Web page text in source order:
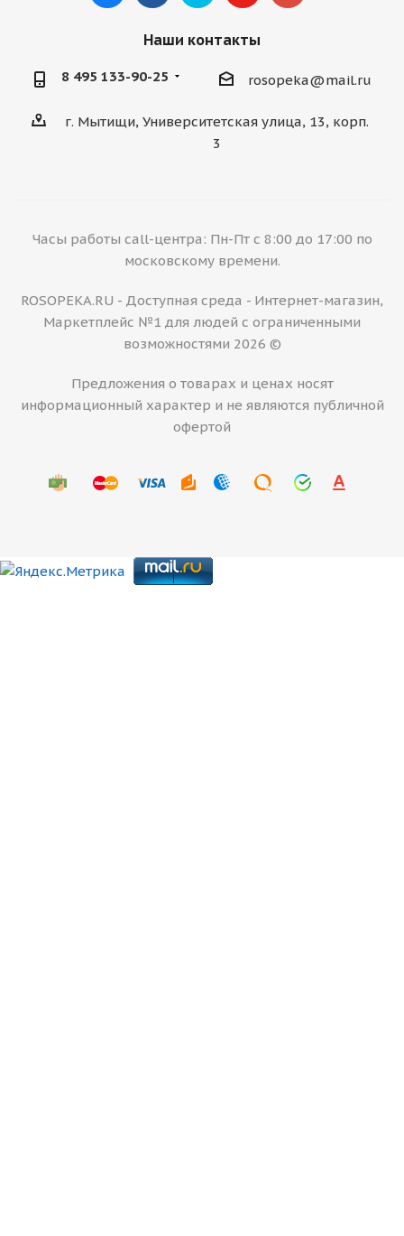
Наши контакты
8 495 133-90-25 rosopeka@mail.ru
г. Мытищи, Университетская улица, 13, корп.
3
Часы работы call-центра: Пн-Пт с 8:00 до 17:00 по
московскому времени.
ROSOPEKA.RU - Доступная среда - Интернет-магазин,
Маркетплейс №1 для людей с ограниченными
возможностями 2026 ©
Предложения о товарах и ценах носят
информационный характер и не являются публичной
офертой